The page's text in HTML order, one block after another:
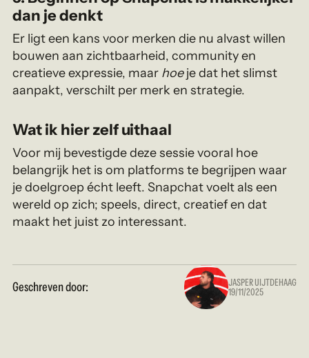
dan je denkt
Er ligt een kans voor merken die nu alvast willen
bouwen aan zichtbaarheid, community en
creatieve expressie, maar hoeje dat het slimst
aanpakt, verschilt per merk en strategie.
Wat ik hier zelf uithaal
Voor mij bevestigde deze sessie vooral hoe
belangrijk het is om platforms te begrijpen waar
je doelgroep écht leeft. Snapchat voelt als een
wereld op zich; speels, direct, creatief en dat
maakt het juist zo interessant.
Geschreven door: JASPER UIJTDEHAAG
19/11/2025